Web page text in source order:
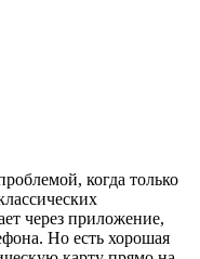
когда только
через приложение,
Но есть хорошая